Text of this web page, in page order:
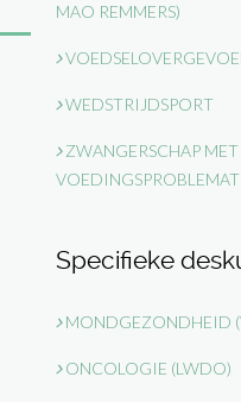
MAO REMMERS)
WEDSTRIJDSPORT
ZWANGERSCHAP MET
Specifieke
MONDGEZONDHEID
ONCOLOGIE (LWDO)